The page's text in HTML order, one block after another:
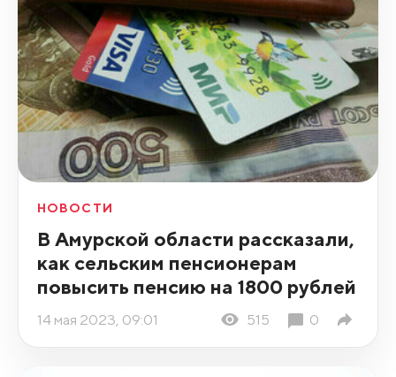
НОВОСТИ
В Амурской области рассказали,
как сельским пенсионерам
повысить пенсию на 1800 рублей
14 мая 2023, 09:01 515 0